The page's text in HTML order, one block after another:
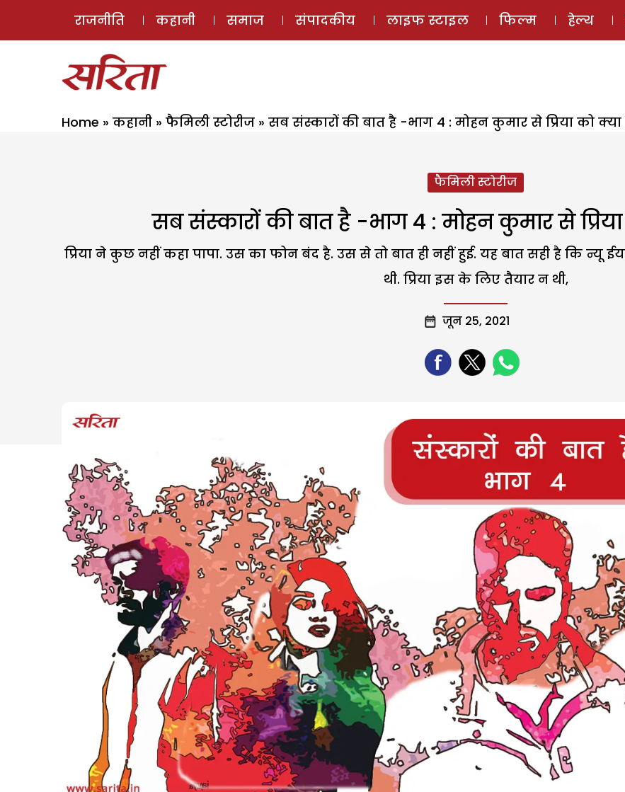
ई-मैगज़ीन
राजनीति कहानी समाज संपादकीय लाइफ स्टाइल फिल्म हेल्थ
Home » कहानी » फैमिली स्टोरीज » सब संस्कारों की बात है -भाग 4 : मोहन कुमार से प्रिया को
फैमिली स्टोरीज
सब संस्कारों की बात है -भाग 4 : मोहन कुमार से
प्रिया ने कुछ नहीं कहा पापा. उस का फोन बंद है. उस से तो बात ही नहीं हुई. यह बात सही है कि न्यू
थी. प्रिया इस के लिए तैयार न थी,
जून 25, 2021